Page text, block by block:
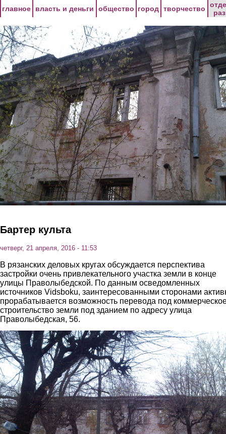
главное власть и деньги общество город творчество
Бартер культа
четверг, 21 апреля, 2016 - 11:53
В рязанских деловых кругах обсуждается перспектива
застройки очень привлекательного участка земли в конце
улицы Праволыбедской. По данным осведомленных
источников Vidsboku, заинтересованными сторонами
прорабатывается возможность перевода под
строительство земли под зданием по адресу улица
Праволыбедская, 56.
5.jpg